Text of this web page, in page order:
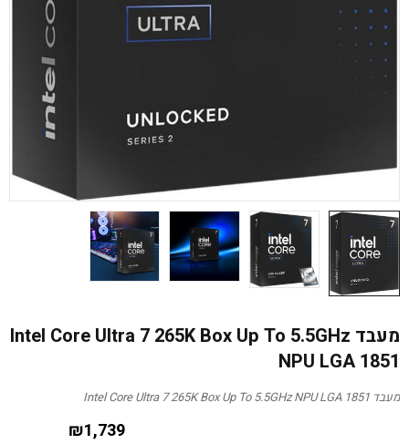
מעבד Intel Core Ultra 7 265K Box Up To 5.5GHz
NPU LGA 1851
מעבד Intel Core Ultra 7 265K Box Up To 5.5GHz NPU LGA 1851
₪1,739